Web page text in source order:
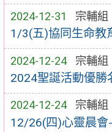
2024-12-31 宗輔組
1/3(五)協同生命教
2024-12-24 宗輔組
2024聖誕活動優勝
2024-12-24 宗輔組
12/26(四)心靈晨會